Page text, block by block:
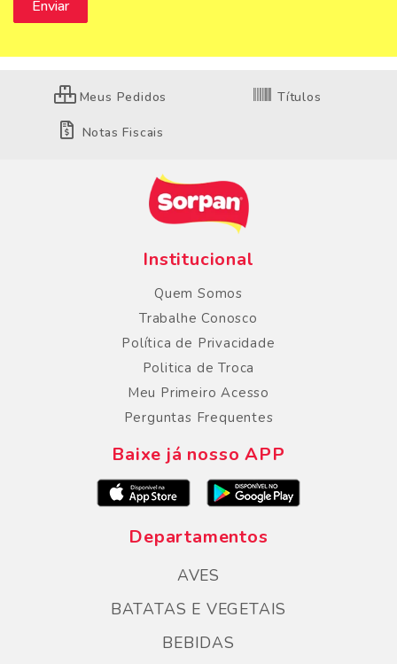
Meus Pedidos Títulos
Notas Fiscais
Institucional
Quem Somos
Trabalhe Conosco
Política de Privacidade
Politica de Troca
Meu Primeiro Acesso
Perguntas Frequentes
Baixe já nosso APP
Departamentos
AVES
BATATAS E VEGETAIS
BEBIDAS